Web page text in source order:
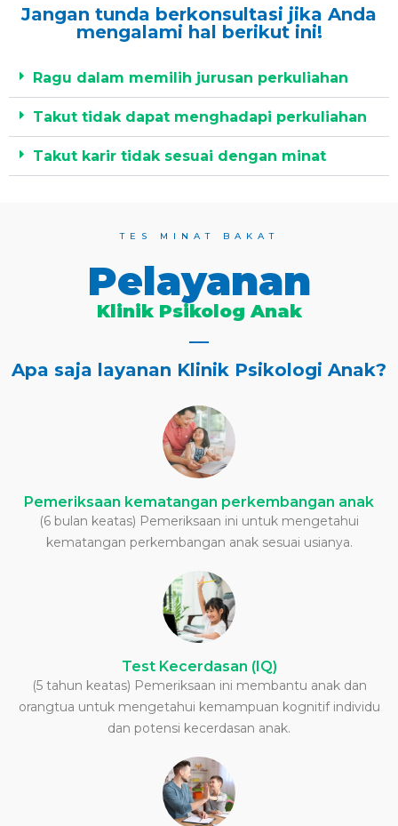
Jangan tunda berkonsultasi jika Anda
mengalami hal berikut ini!
Ragu dalam memilih jurusan perkuliahan
Takut tidak dapat menghadapi perkuliahan
Takut karir tidak sesuai dengan minat
TES MINAT BAKAT
Pelayanan
Klinik Psikolog Anak
Apa saja layanan Klinik Psikologi Anak?
Pemeriksaan kematangan perkembangan anak
(6 bulan keatas) Pemeriksaan ini untuk mengetahui
kematangan perkembangan anak sesuai usianya.
Test Kecerdasan (IQ)
(5 tahun keatas) Pemeriksaan ini membantu anak dan
orangtua untuk mengetahui kemampuan kognitif individu
dan potensi kecerdasan anak.